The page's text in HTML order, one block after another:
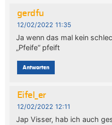
gerdfu
12/02/2022 11:35
Ja wenn das mal kein
„Pfeife“ pfeift
Antworten
Eifel_er
12/02/2022 12:11
Jap Visser, hab ich auch